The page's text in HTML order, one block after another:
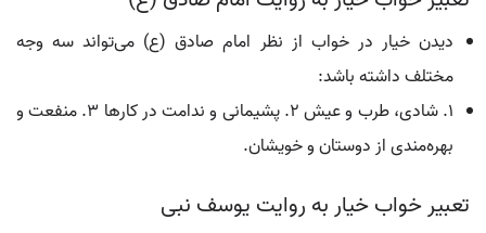
دیدن خیار در خواب از نظر امام صادق (ع) می‌تواند سه وجه
مختلف داشته باشد:
1. شادی، طرب و عیش 2. پشیمانی و ندامت در کارها 3. منفعت و
بهره‌مندی از دوستان و خویشان.
تعبیر خواب خیار به روایت یوسف نبی